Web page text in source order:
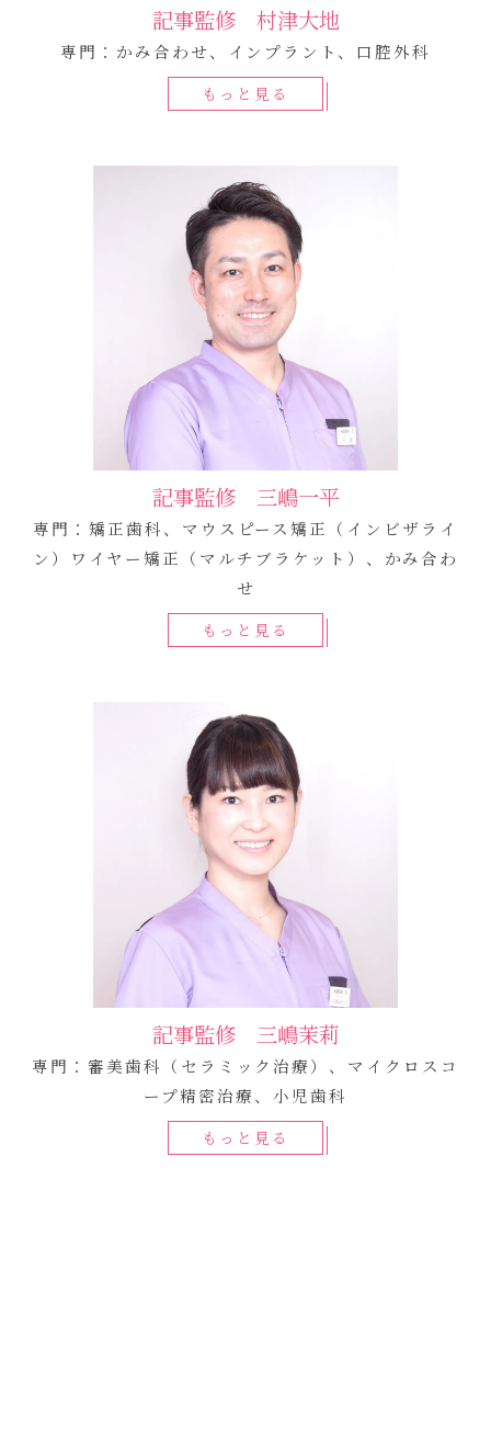
記事監修 村津大地
専門：かみ合わせ、インプラント、口腔外科
もっと見る
記事監修 三嶋一平
専門：矯正歯科、マウスピース矯正（インビザライ
ン）ワイヤー矯正（マルチブラケット）、かみ合わ
せ
もっと見る
記事監修 三嶋茉莉
専門：審美歯科（セラミック治療）、マイクロスコ
ープ精密治療、小児歯科
もっと見る